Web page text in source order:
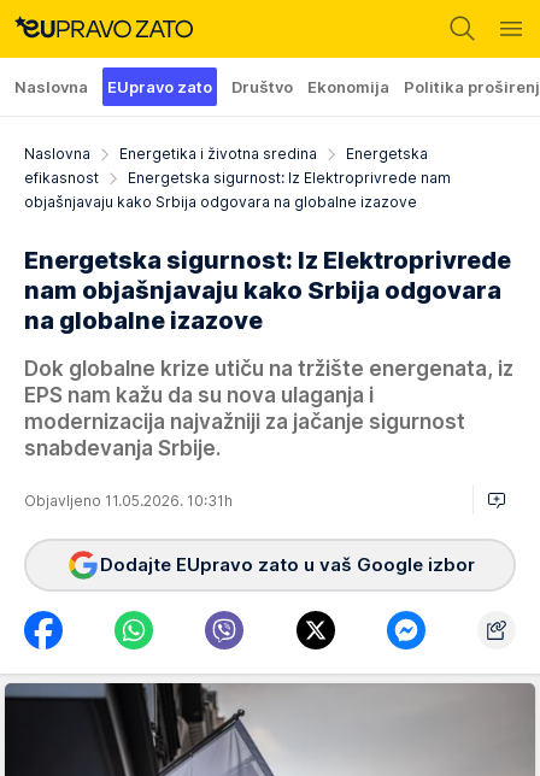
Naslovna EUpravo zato Društvo Ekonomija Politika
Naslovna Energetika i životna sredina
Energetska
efikasnost
Energetska sigurnost: Iz Elektroprivrede nam
objašnjavaju kako Srbija odgovara na globalne izazove
Energetska sigurnost: Iz Elektroprivrede
nam objašnjavaju kako Srbija odgovara
na globalne izazove
Dok globalne krize utiču na tržište energenata, iz
EPS nam kažu da su nova ulaganja i
modernizacija najvažniji za jačanje sigurnost
snabdevanja Srbije.
Objavljeno 11.05.2026. 10:31h
Dodajte EUpravo zato u vaš Google izbor